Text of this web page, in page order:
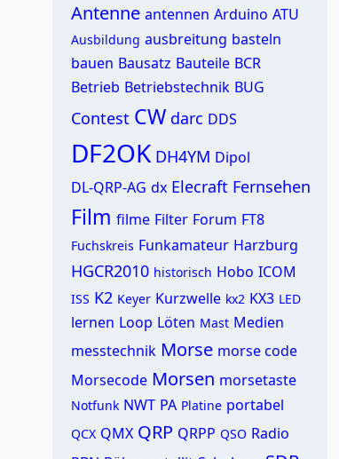
Antenne antennen Arduino ATU
Ausbildung ausbreitung basteln
bauen Bausatz Bauteile BCR
Betrieb Betriebstechnik BUG
Contest CW darc DDS
DF2OK DH4YM Dipol
DL-QRP-AG dx Elecraft Fernsehen
Film filme Filter Forum FT8
Fuchskreis Funkamateur Harzburg
HGCR2010 historisch Hobo ICOM
ISS K2 Keyer Kurzwelle kx2 KX3 LED
lernen Loop Löten Mast Medien
messtechnik Morse morse code
Morsecode Morsen morsetaste
Notfunk NWT PA Platine portabel
QCX QMX QRP QRPP QSO Radio